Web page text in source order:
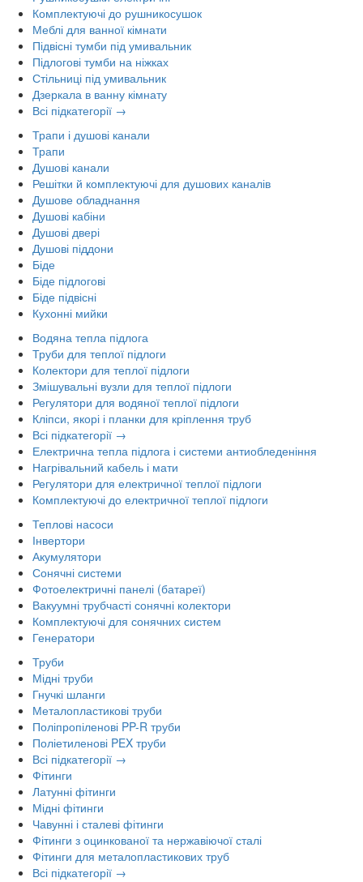
Комплектуючі до рушникосушок
Меблі для ванної кімнати
Підвісні тумби під умивальник
Підлогові тумби на ніжках
Стільниці під умивальник
Дзеркала в ванну кімнату
Всі підкатегорії →
Трапи і душові канали
Трапи
Душові канали
Решітки й комплектуючі для душових каналів
Душове обладнання
Душові кабіни
Душові двері
Душові піддони
Біде
Біде підлогові
Біде підвісні
Кухонні мийки
Водяна тепла підлога
Труби для теплої підлоги
Колектори для теплої підлоги
Змішувальні вузли для теплої підлоги
Регулятори для водяної теплої підлоги
Кліпси, якорі і планки для кріплення труб
Всі підкатегорії →
Електрична тепла підлога і системи антиобледеніння
Нагрівальний кабель і мати
Регулятори для електричної теплої підлоги
Комплектуючі до електричної теплої підлоги
Теплові насоси
Інвертори
Акумулятори
Сонячні системи
Фотоелектричні панелі (батареї)
Вакуумні трубчасті сонячні колектори
Комплектуючі для сонячних систем
Генератори
Труби
Мідні труби
Гнучкі шланги
Металопластикові труби
Поліпропіленові PP-R труби
Поліетиленові PEX труби
Всі підкатегорії →
Фітинги
Латунні фітинги
Мідні фітинги
Чавунні і сталеві фітинги
Фітинги з оцинкованої та нержавіючої сталі
Фітинги для металопластикових труб
Всі підкатегорії →